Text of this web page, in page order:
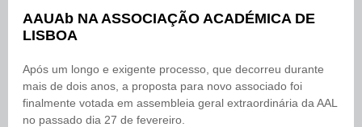
AAUAb NA ASSOCIAÇÃO ACADÉMICA DE
LISBOA
Após um longo e exigente processo, que decorreu durante
mais de dois anos, a proposta para novo associado foi
finalmente votada em assembleia geral extraordinária da AAL
no passado dia 27 de fevereiro.